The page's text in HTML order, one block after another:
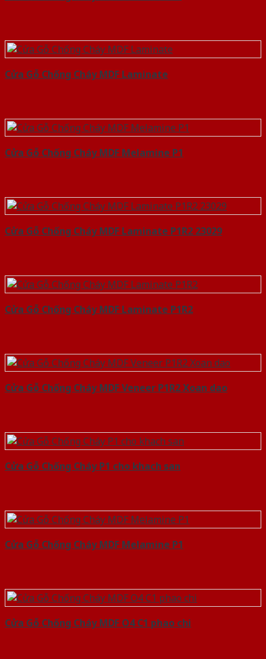
Cửa Gỗ Chống Cháy MDF Laminate
Cửa Gỗ Chống Cháy MDF Melamine P1
Cửa Gỗ Chống Cháy MDF Laminate P1R2 23029
Cửa Gỗ Chống Cháy MDF Laminate P1R2
Cửa Gỗ Chống Cháy MDF Veneer P1R2 Xoan dao
Cửa Gỗ Chống Cháy P1 cho khach san
Cửa Gỗ Chống Cháy MDF Melamine P1
Cửa Gỗ Chống Cháy MDF O4 C1 phao chi